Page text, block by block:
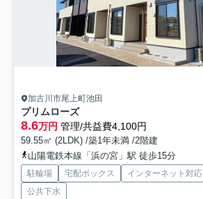
加古川市尾上町池田
プリムローズ
8.6万円 管理/共益費4,100円
59.55㎡ (2LDK) /築1年未満 /2階建
山陽電鉄本線「浜の宮」駅 徒歩15分
駐輪場 宅配ボックス インターネット対応
公共下水